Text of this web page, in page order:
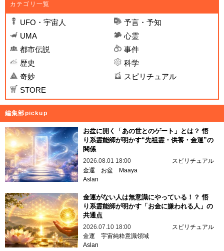
カテゴリ一覧
UFO・宇宙人
予言・予知
UMA
心霊
都市伝説
事件
歴史
科学
奇妙
スピリチュアル
STORE
編集部pickup
お盆に開く「あの世とのゲート」とは？ 悟
り系霊能師が明かす“先祖霊・供養・金運”の
関係
2026.08.01 18:00
スピリチュアル
金運
お盆
Maaya
Aslan
金運がない人は無意識にやっている！？ 悟
り系霊能師が明かす「お金に嫌われる人」の
共通点
2026.07.10 18:00
スピリチュアル
金運 宇宙純粋意識領域
Aslan